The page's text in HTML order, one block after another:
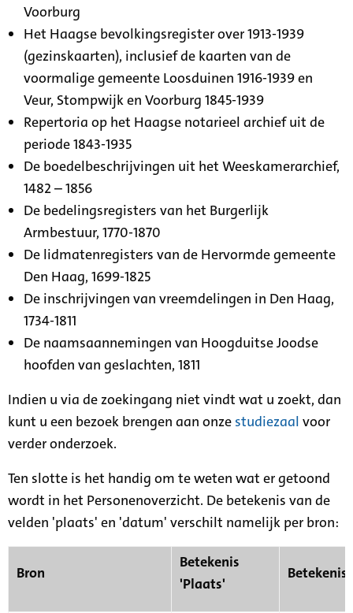
Voorburg
Het Haagse bevolkingsregister over 1913-1939
(gezinskaarten), inclusief de kaarten van de
voormalige gemeente Loosduinen 1916-1939 en
Veur, Stompwijk en Voorburg 1845-1939
Repertoria op het Haagse notarieel archief uit de
periode 1843-1935
De boedelbeschrijvingen uit het Weeskamerarchief,
1482 – 1856
De bedelingsregisters van het Burgerlijk
Armbestuur, 1770-1870
De lidmatenregisters van de Hervormde gemeente
Den Haag, 1699-1825
De inschrijvingen van vreemdelingen in Den Haag,
1734-1811
De naamsaannemingen van Hoogduitse Joodse
hoofden van geslachten, 1811
Indien u via de zoekingang niet vindt wat u zoekt, dan
kunt u een bezoek brengen aan onze studiezaal voor
verder onderzoek.
Ten slotte is het handig om te weten wat er getoond
wordt in het Personenoverzicht. De betekenis van de
velden 'plaats' en 'datum' verschilt namelijk per bron:
Bron
Betekenis
'Plaats'